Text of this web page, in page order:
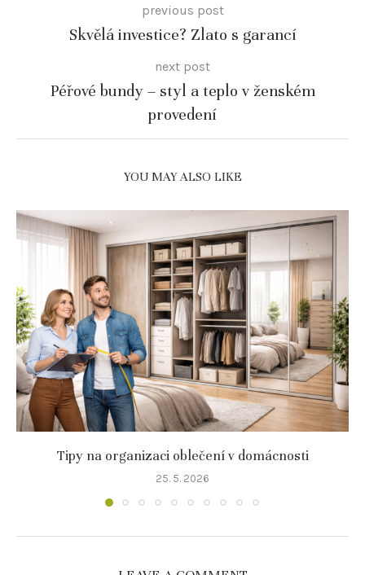
previous post
Skvělá investice? Zlato s garancí
next post
Péřové bundy – styl a teplo v ženském
provedení
YOU MAY ALSO LIKE
Tipy na organizaci oblečení v domácnosti
25. 5. 2026